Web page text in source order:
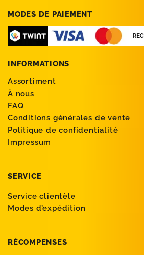
MODES DE PAIEMENT
INFORMATIONS
Assortiment
À nous
FAQ
Conditions générales de vente
Politique de confidentialité
Impressum
SERVICE
Service clientèle
Modes d’expédition
RÉCOMPENSES